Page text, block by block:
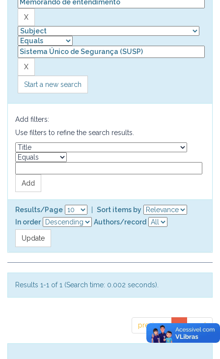
Start a new search
Add filters:
Use filters to refine the search results.
Results/Page
Sort items by
In order
Authors/record
Results 1-1 of 1 (Search time: 0.002 seconds).
previous 1 next